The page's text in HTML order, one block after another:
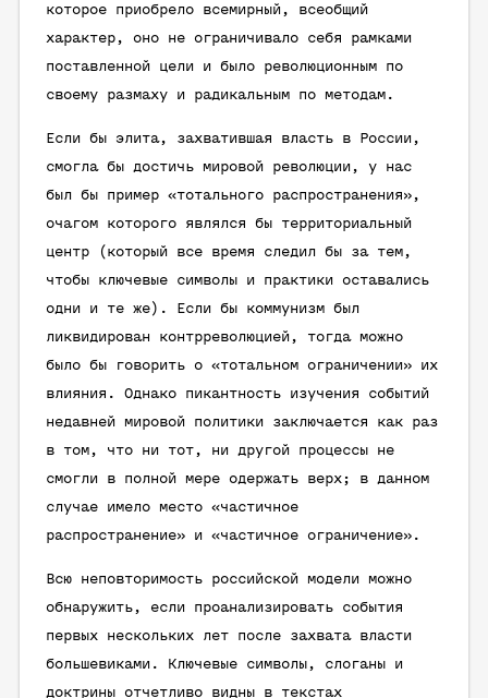
которое приобрело всемирный, всеобщий
характер, оно не ограничивало себя рамками
поставленной цели и было революционным по
своему размаху и радикальным по методам.
Если бы элита, захватившая власть в России,
смогла бы достичь мировой революции, у нас
был бы пример «тотального распространения»,
очагом которого являлся бы территориальный
центр (который все время следил бы за тем,
чтобы ключевые символы и практики оставались
одни и те же). Если бы коммунизм был
ликвидирован контрреволюцией, тогда можно
было бы говорить о «тотальном ограничении» их
влияния. Однако пикантность изучения событий
недавней мировой политики заключается как раз
в том, что ни тот, ни другой процессы не
смогли в полной мере одержать верх; в данном
случае имело место «частичное
распространение» и «частичное ограничение».
Всю неповторимость российской модели можно
обнаружить, если проанализировать события
первых нескольких лет после захвата власти
большевиками. Ключевые символы, слоганы и
доктрины отчетливо видны в текстах